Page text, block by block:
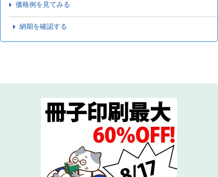
価格例を見てみる
納期を確認する